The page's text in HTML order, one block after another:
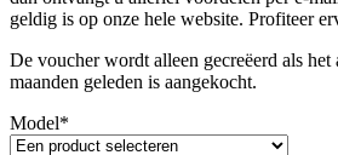
geldig is op onze hele website. Profiteer
De voucher wordt alleen gecreëerd als het
maanden geleden is aangekocht.
Model*